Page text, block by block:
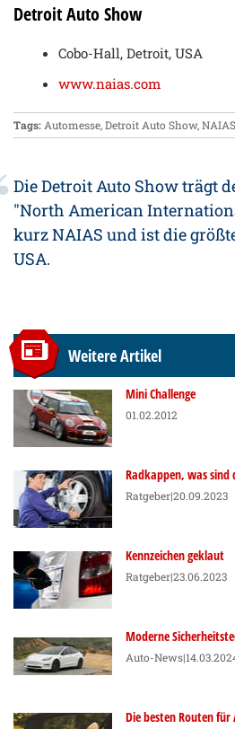
Detroit Auto Show
Cobo-Hall, Detroit, USA
www.naias.com
Tags: Automesse,Detroit Auto Show,NAIAS
Die Detroit Auto Show trägt
"North American
kurz NAIAS und ist die
USA.
Weitere Artikel
Mini Challenge
01.02.2012
Radkappen, was sind
Ratgeber|20.09.2023
Kennzeichen geklaut
Ratgeber|23.06.2023
Moderne
Auto-News
Die besten Routen